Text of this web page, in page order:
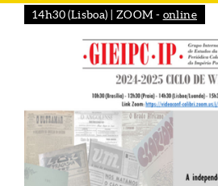
14h30 (Lisboa) | ZOOM - online